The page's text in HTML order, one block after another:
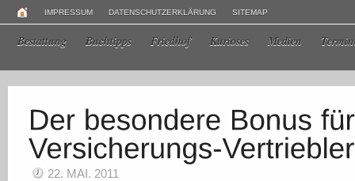
IMPRESSUM DATENSCHUTZERKLÄRUNG SITEMAP
Bestattung Buchtipps Friedhof Kurioses Medien
22. MAI. 2011